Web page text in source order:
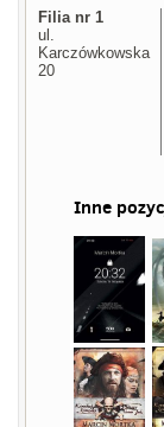
Filia nr 1
ul.
Karczówkowska
20
Inne